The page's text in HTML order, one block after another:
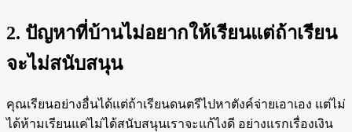
2. ปัญหาที่บ้านไม่อยากให้เรียนแต่ถ้าเรียน
จะไม่สนับสนุน
คุณเรียนอย่างอื่นได้แต่ถ้าเรียนดนตรีไปหาตังค์จ่ายเอาเอง แต่ไม่
ได้ห้ามเรียนแค่ไม่ได้สนับสนุนเราจะแก้ไงดี อย่างแรกเรื่องเงิน